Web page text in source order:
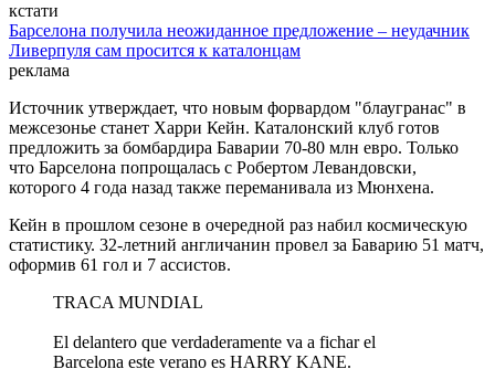
кстати
Барселона получила неожиданное предложение – неудачник
Ливерпуля сам просится к каталонцам
реклама
Источник утверждает, что новым форвардом "блаугранас" в
межсезонье станет Харри Кейн. Каталонский клуб готов
предложить за бомбардира Баварии 70-80 млн евро. Только
что Барселона попрощалась с Робертом Левандовски,
которого 4 года назад также переманивала из Мюнхена.
Кейн в прошлом сезоне в очередной раз набил космическую
статистику. 32-летний англичанин провел за Баварию 51 матч,
оформив 61 гол и 7 ассистов.
TRACA MUNDIAL
El delantero que verdaderamente va a fichar el
Barcelona este verano es HARRY KANE.